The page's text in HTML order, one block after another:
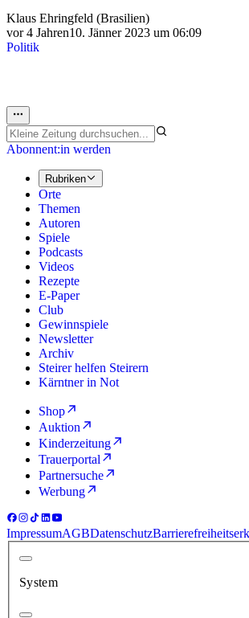
Klaus Ehringfeld (Brasilien)
vor 4 Jahren10. Jänner 2023 um 06:09
Politik
Abonnent:in werden
Rubriken
Orte
Themen
Autoren
Spiele
Podcasts
Videos
Rezepte
E-Paper
Club
Gewinnspiele
Newsletter
Archiv
Steirer helfen Steirern
Kärntner in Not
Shop
Auktion
Kinderzeitung
Trauerportal
Partnersuche
Werbung
ImpressumAGBDatenschutz
System